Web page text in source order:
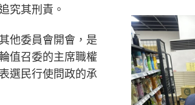
究其刑責。
他委員會開會，是
值召委的主席職權
選民行使問政的承